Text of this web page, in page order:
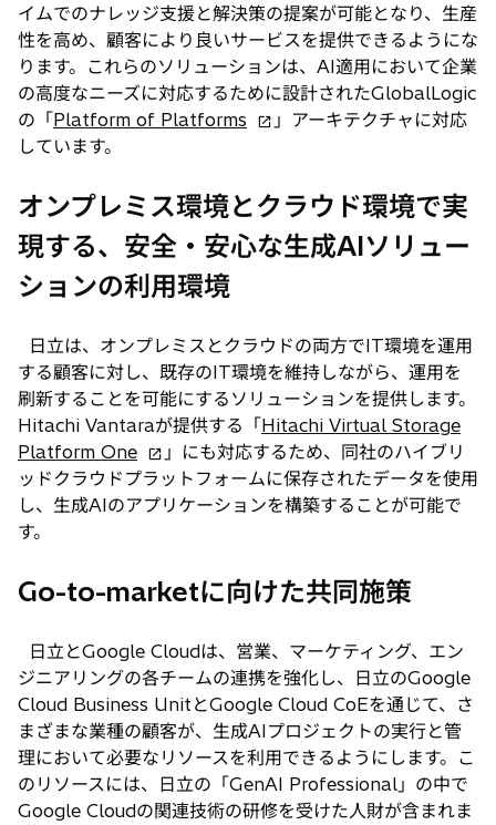
ブ
で
開
く
い
タ
ブ
で
開
イムでのナレッジ支援と解決策の提案が可能となり、生産
性を高め、顧客により良いサービスを提供できるようにな
ります。これらのソリューションは、AI適用において企業
の高度なニーズに対応するために設計されたGlobalLogic
の「Platform of Platforms 新
タ
ブ
で
」アーキテクチャに対応
しています。
オンプレミス環境とクラウド環境で実
現する、安全・安心な生成AIソリュー
ションの利用環境
日立は、オンプレミスとクラウドの両方でIT環境を運用
する顧客に対し、既存のIT環境を維持しながら、運用を
刷新することを可能にするソリューションを提供します。
Hitachi Vantaraが提供する「Hitachi Virtual Storage
Platform One新
し
い
で
」にも対応するため、同社のハイブリ
ッドクラウドプラットフォームに保存されたデータを使用
し、生成AIのアプリケーションを構築することが可能で
す。
Go-to-marketに向けた共同施策
日立とGoogle Cloudは、営業、マーケティング、エン
ジニアリングの各チームの連携を強化し、日立のGoogle
Cloud Business UnitとGoogle Cloud CoEを通じて、さ
まざまな業種の顧客が、生成AIプロジェクトの実行と管
理において必要なリソースを利用できるようにします。こ
のリソースには、日立の「GenAI Professional」の中で
Google Cloudの関連技術の研修を受けた人財が含まれま